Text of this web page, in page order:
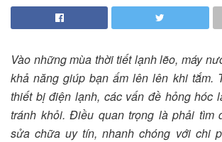
Vào những mùa thời tiết lạnh lẽo, máy
khả năng giúp bạn ấm lên lên khi tắm.
thiết bị điện lạnh, các vấn đề hỏng hóc
tránh khỏi. Điều quan trọng là phải tìm
sửa chữa uy tín, nhanh chóng với chi